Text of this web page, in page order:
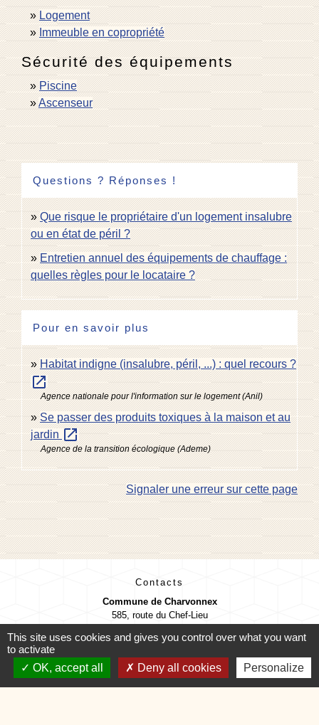
Logement
Immeuble en copropriété
Sécurité des équipements
Piscine
Ascenseur
Questions ? Réponses !
Que risque le propriétaire d'un logement insalubre
ou en état de péril ?
Entretien annuel des équipements de chauffage :
quelles règles pour le locataire ?
Pour en savoir plus
Habitat indigne (insalubre, péril, ...) : quel recours ?
open_in_new
Agence nationale pour l'information sur le logement (Anil)
Se passer des produits toxiques à la maison et au
jardin open_in_new
Agence de la transition écologique (Ademe)
Signaler une erreur sur cette page
Contacts
Commune de Charvonnex
585, route du Chef-Lieu
+33 4 50 60 32 48
Contact par formulaire
This site uses cookies and gives you control over what you want
to activate
OK, accept all
Deny all cookies Personalize